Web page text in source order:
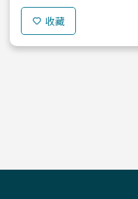
施行的「包裝及包裝廢棄...
收藏